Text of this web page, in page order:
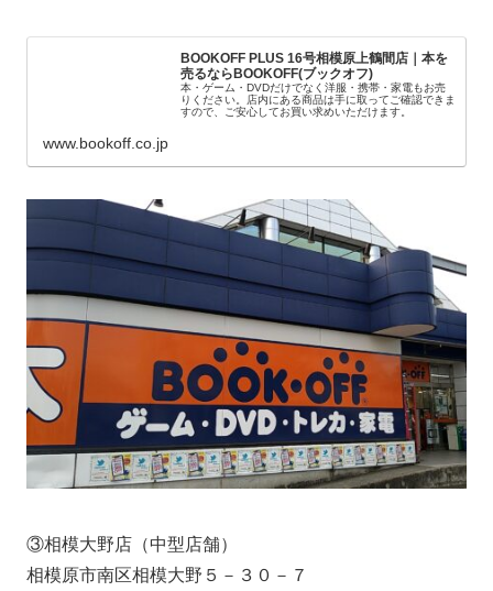
BOOKOFF PLUS 16号相模原上鶴間店｜本を
売るならBOOKOFF(ブックオフ)
本・ゲーム・DVDだけでなく洋服・携帯・家電もお売
りください。店内にある商品は手に取ってご確認できま
すので、ご安心してお買い求めいただけます。
www.bookoff.co.jp
③相模大野店（中型店舗）
相模原市南区相模大野５－３０－７